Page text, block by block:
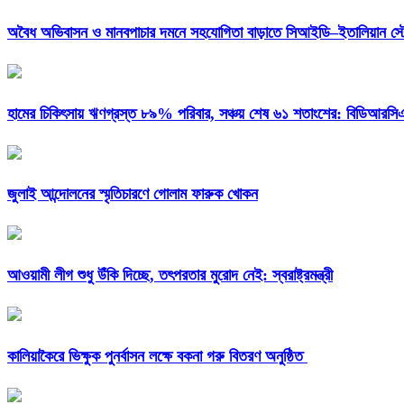
অবৈধ অভিবাসন ও মানবপাচার দমনে সহযোগিতা বাড়াতে সিআইডি–ইতালিয়ান
হামের চিকিৎসায় ঋণগ্রস্ত ৮৯% পরিবার, সঞ্চয় শেষ ৬১ শতাংশের:
জুলাই আন্দোলনের স্মৃতিচারণে গোলাম ফারুক খোকন
আওয়ামী লীগ শুধু উঁকি দিচ্ছে, তৎপরতার মুরোদ নেই: স্বরাষ্ট্রমন্ত্রী
কালিয়াকৈরে ভিক্ষুক পুনর্বাসন লক্ষে বকনা গরু বিতরণ অনুষ্ঠিত